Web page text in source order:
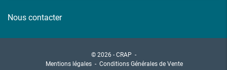
Nous contacter
© 2026 - CRAP -
Mentions légales
Conditions Générales de Vente